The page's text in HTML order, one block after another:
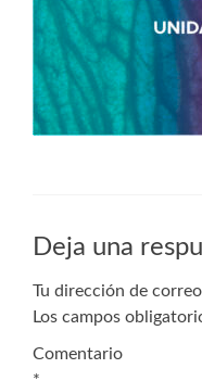
Deja una
Tu dirección de
Los campos
Comentario